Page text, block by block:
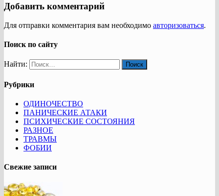
Добавить комментарий
Для отправки комментария вам необходимо авторизоваться.
Поиск по сайту
Найти:
Рубрики
ОДИНОЧЕСТВО
ПАНИЧЕСКИЕ АТАКИ
ПСИХИЧЕСКИЕ СОСТОЯНИЯ
РАЗНОЕ
ТРАВМЫ
ФОБИИ
Свежие записи